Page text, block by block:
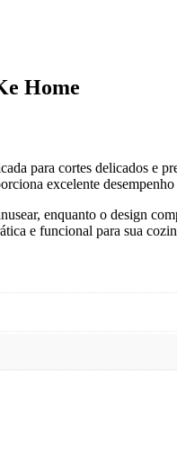
Home
para cortes delicados e
excelente
enquanto o design
e funcional para sua